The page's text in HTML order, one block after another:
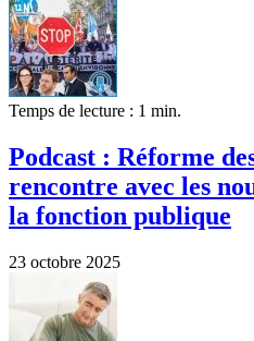
Temps de lecture : 1 min.
Podcast : Réforme
rencontre avec les
la fonction publique
23 octobre 2025